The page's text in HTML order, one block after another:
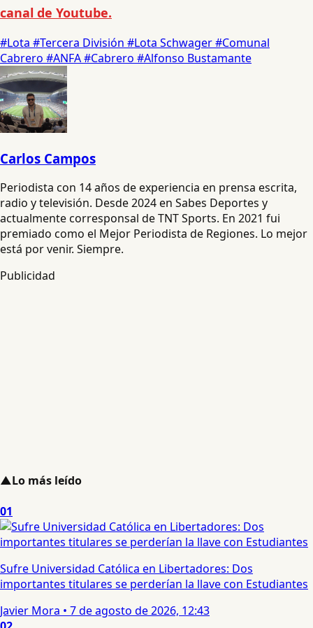
canal de Youtube.
#Lota #Tercera División #Lota Schwager#Comunal
Cabrero #ANFA#Cabrero #Alfonso Bustamante
Carlos Campos
Periodista con 14 años de experiencia en prensa escrita,
radio y televisión. Desde 2024 en Sabes Deportes y
actualmente corresponsal de TNT Sports. En 2021 fui
premiado como el Mejor Periodista de Regiones. Lo mejor
está por venir. Siempre.
Publicidad
▲Lo más leído
01
Sufre Universidad Católica en Libertadores: Dos
importantes titulares se perderían la llave con Estudiantes
Javier Mora • 7 de agosto de 2026, 12:43